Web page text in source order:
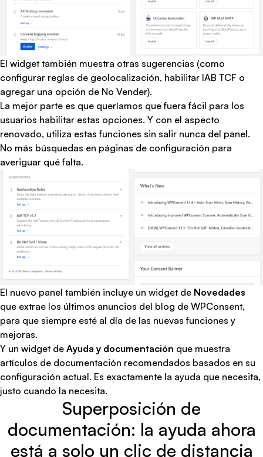
El widget también muestra otras sugerencias (como
configurar reglas de geolocalización, habilitar IAB TCF o
agregar una opción de No Vender).
La mejor parte es que queríamos que fuera fácil para los
usuarios habilitar estas opciones. Y con el aspecto
renovado, utiliza estas funciones sin salir nunca del panel.
No más búsquedas en páginas de configuración para
averiguar qué falta.
El nuevo panel también incluye un widget de Novedades
que extrae los últimos anuncios del blog de WPConsent,
para que siempre esté al día de las nuevas funciones y
mejoras.
Y un widget de Ayuda y documentación que muestra
artículos de documentación recomendados basados en su
configuración actual. Es exactamente la ayuda que necesita,
justo cuando la necesita.
Superposición de
documentación: la ayuda ahora
está a solo un clic de distancia